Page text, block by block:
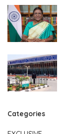
Categories